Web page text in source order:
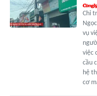
Chỉ
vụ
việc
cầu
hệ
cơ